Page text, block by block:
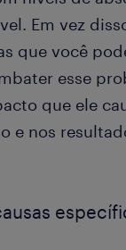
Em vez
que você
esse
que ele
e nos